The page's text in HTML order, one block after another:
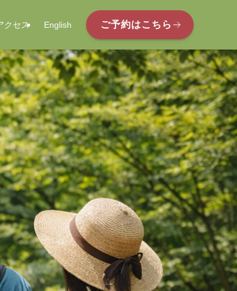
クセス English ご予約はこちら